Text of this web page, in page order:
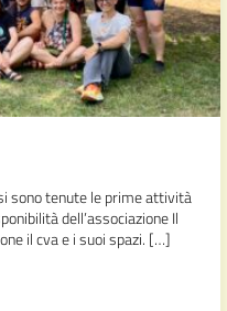
sono tenute le prime attività
dell’associazione Il
il cva e i suoi spazi. […]